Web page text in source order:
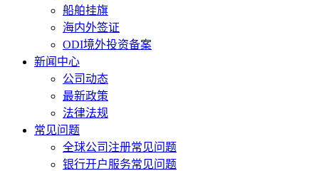
船舶挂旗
海内外签证
ODI境外投资备案
新闻中心
公司动态
最新政策
法律法规
常见问题
全球公司注册常见问题
银行开户服务常见问题